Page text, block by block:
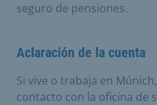
seguro de pensiones.
Aclaración de la cuenta
Si vive o trabaja en
contacto con la oficina de